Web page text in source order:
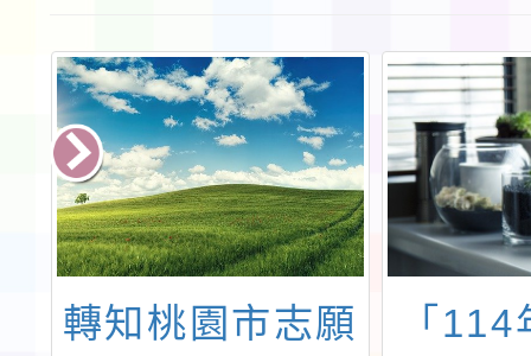
轉知桃園市志願
「